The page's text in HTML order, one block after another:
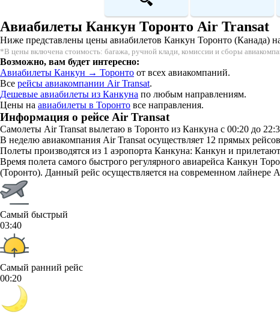
Авиабилеты Канкун Торонто Air Transat
Ниже представлены цены авиабилетов Канкун Торонто (Канада)
*В цены включена стоимость: багажа, ручной клади, комиссии и сборы
Возможно, вам будет интересно:
Авиабилеты Канкун → Торонто от всех авиакомпаний.
Все рейсы авиакомпании Air Transat.
Дешевые авиабилеты из Канкуна по любым направлениям.
Цены на авиабилеты в Торонто все направления.
Информация о рейсе Air Transat
Самолеты Air Transat вылетаю в Торонто из Канкуна с 00:20 до
В неделю авиакомпания Air Transat осуществляет 12 прямых
Полеты производятся из 1 аэропорта Канкуна: Канкун и
Время полета самого быстрого регулярного авиарейса Канкун
(Торонто). Данный рейс осуществляется на современном лайнере
Самый быстрый
03:40
Самый ранний рейс
00:20